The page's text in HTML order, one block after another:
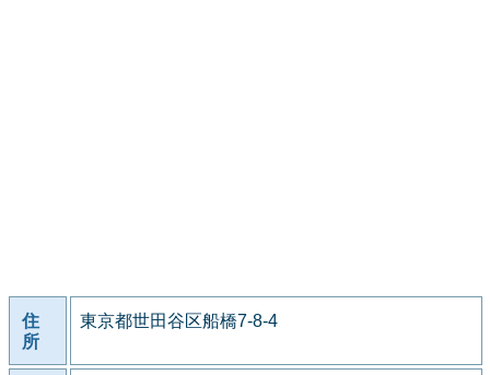
住
所
東京都世田谷区船橋7-8-4